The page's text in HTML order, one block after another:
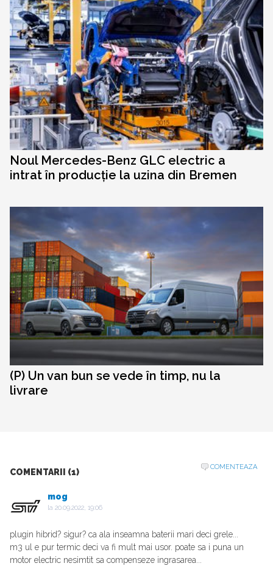
Noul Mercedes-Benz GLC electric a
intrat în producție la uzina din Bremen
(P) Un van bun se vede în timp, nu la
livrare
COMENTARII (1)
COMENTEAZA
mog
la 20.09.2022, 19:06
plugin hibrid? sigur? ca ala inseamna baterii mari deci grele...
m3 ul e pur termic deci va fi mult mai usor. poate sa i puna un
motor electric nesimtit sa compenseze ingrasarea...